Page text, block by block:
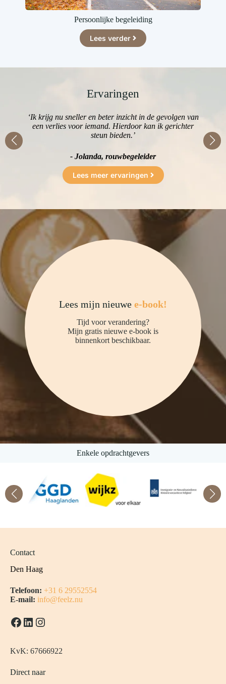
Persoonlijke begeleiding
Lees verder
Ervaringen
‘Ik krijg nu sneller en beter inzicht in de gevolgen van
een verlies voor iemand. Hierdoor kan ik gerichter
steun bieden.’
- Jolanda, rouwbegeleider
Lees meer ervaringen
Lees mijn nieuwe e-book!
Tijd voor verandering?
Mijn gratis nieuwe e-book is
binnenkort beschikbaar.
Enkele opdrachtgevers
Contact
Den Haag
Telefoon: +31 6 29552554
E-mail: info@feelz.nu
Facebook LinkedIn Instagram
KvK: 67666922
Direct naar